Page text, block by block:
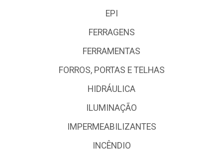
EPI
FERRAGENS
FERRAMENTAS
FORROS, PORTAS E TELHAS
HIDRÁULICA
ILUMINAÇÃO
IMPERMEABILIZANTES
INCÊNDIO